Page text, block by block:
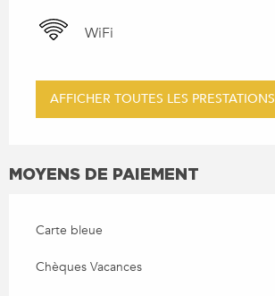
WiFi
AFFICHER TOUTES LES PRESTATIONS
MOYENS DE PAIEMENT
Carte bleue
Chèques Vacances